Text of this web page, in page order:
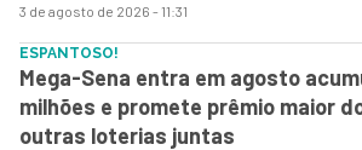
3 de agosto de 2026 - 11:31
ESPANTOSO!
Mega-Sena entra em agosto
milhões e promete prêmio maior
outras loterias juntas